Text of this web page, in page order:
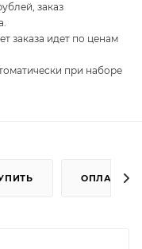
заказ
заказа идет по ценам
при наборе
ОПЛАТА